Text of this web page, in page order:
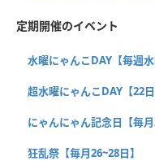
定期開催のイベント
水曜にゃんこDAY【毎週水
超水曜にゃんこDAY【22日
にゃんにゃん記念日【毎月
狂乱祭【毎月26~28日】